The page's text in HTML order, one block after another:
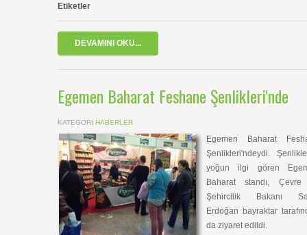
Etiketler
DEVAMINI OKU...
Egemen Baharat Feshane Şenlikleri'nde
KATEGORI HABERLER
Egemen Baharat
Şenlikleri'ndeydi.
yoğun ilgi gören
Baharat standı,
Şehircilik Bakanı
Erdoğan bayraktar
da ziyaret edildi.